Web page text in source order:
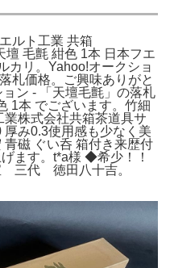
ルト工業 共箱
壇 毛氈 紺色 1本 日本フエ
カリ。Yahoo!オークショ
札価格。ご興味ありがと
ン - 「天壇毛氈」の落札
1本 でございます。竹細
株式会社共箱茶道具サ
み0.3使用感も少なく美
磁 ぐい呑 箱付き来歴付
ます。t*a様 ◆希少！！
代 徳田八十吉。